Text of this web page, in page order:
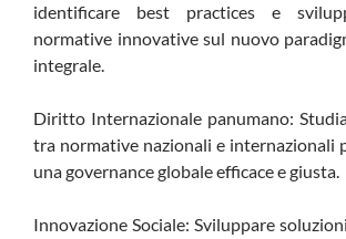
identificare best practices e
normative innovative sul nuovo
integrale.
Diritto Internazionale panumano:
tra normative nazionali e internazionali
una governance globale efficace e giusta.
Innovazione Sociale: Sviluppare